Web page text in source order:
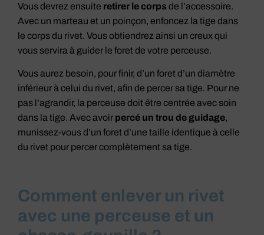
Vous devrez ensuite retirer le corps de l’accessoire.
Avec un marteau et un poinçon, enfoncez la tige dans
le corps du rivet. Vous obtiendrez ainsi un creux qui
vous servira à guider le foret de votre perceuse.
Vous aurez besoin, pour finir, d’un foret d’un diamètre
inférieur à celui du rivet, afin de percer sa tige. Pour ne
pas l’agrandir, la perceuse doit être centrée avec soin
dans la tige. Avec avoir percé un trou de guidage,
munissez-vous d’un foret d’une taille identique à celle
du rivet pour percer complètement sa tige.
Comment enlever un rivet
avec une perceuse et un